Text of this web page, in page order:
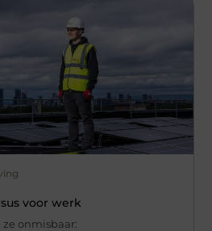
voor werk
onmisbaar: